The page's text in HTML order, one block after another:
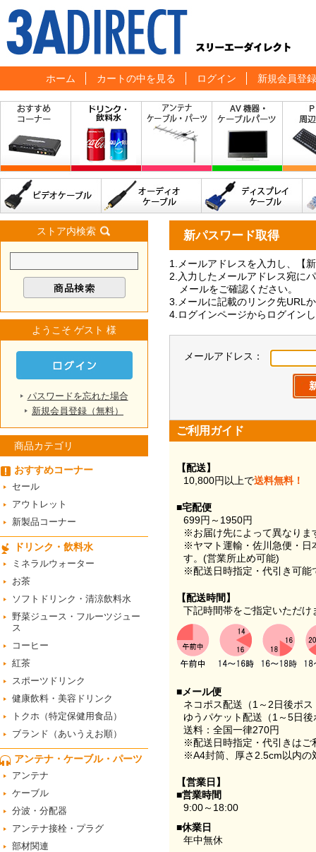
ホーム カートの中を見る ログイン 新規会員登録
新パスワード取得
1.メールアドレスを入力し、【
2.入力したメールアドレス宛に
メールをご確認ください。
3.メールに記載のリンク先URL
4.ログインページからログイン
メールアドレス：
ご利用ガイド
【配送】
10,800円以上で送料無料！
■宅配便
699円～1950円
※お届け先によって異なりま
※ヤマト運輸・佐川急便・日
す。(営業所止め可能)
※配送日時指定・代引き可能
【配送時間】
下記時間帯をご指定いただけ
■メール便
ネコポス配送（1～2日後ポ
ゆうパケット配送（1～5日
送料：全国一律270円
※配送日時指定・代引きはご
※A4封筒、厚さ2.5cm以内の
【営業日】
■営業時間
9:00～18:00
■休業日
年中無休
ストア内検索
ようこそ ゲスト 様
パスワードを忘れた場合
新規会員登録（無料）
商品カテゴリ
おすすめコーナー
セール
アウトレット
新製品コーナー
ドリンク・飲料水
ミネラルウォーター
お茶
ソフトドリンク・清涼飲料水
野菜ジュース・フルーツジュー
ス
コーヒー
紅茶
スポーツドリンク
健康飲料・美容ドリンク
トクホ（特定保健用食品）
ブランド（あいうえお順）
アンテナ・ケーブル・パーツ
アンテナ
ケーブル
分波・分配器
アンテナ接栓・プラグ
部材関連